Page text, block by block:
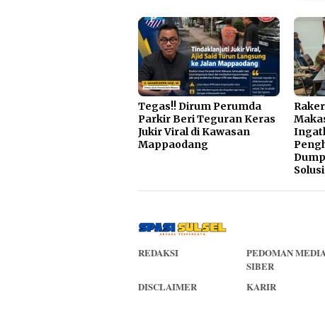
Tegas!! Dirum Perumda
Parkir Beri Teguran Keras
Jukir Viral di Kawasan
Mappaodang
Solusi
REDAKSI
PEDOMAN MEDIA
SIBER
DISCLAIMER KARIR